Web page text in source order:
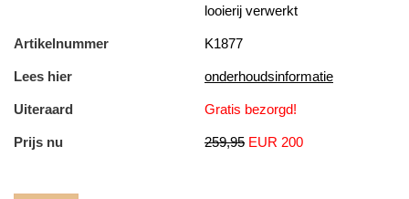
looierij verwerkt
Artikelnummer K1877
Lees hier onderhoudsinformatie
Uiteraard Gratis bezorgd!
Prijs nu 259,95 EUR 200